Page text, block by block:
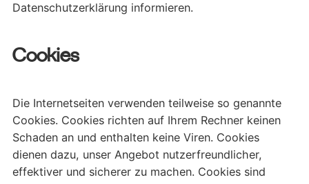
Datenschutzerklärung informieren.
Cookies
Die Internetseiten verwenden teilweise so genannte
Cookies. Cookies richten auf Ihrem Rechner keinen
Schaden an und enthalten keine Viren. Cookies
dienen dazu, unser Angebot nutzerfreundlicher,
effektiver und sicherer zu machen. Cookies sind